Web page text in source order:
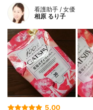
看護助手 / 女優
相原 るり子
5.00